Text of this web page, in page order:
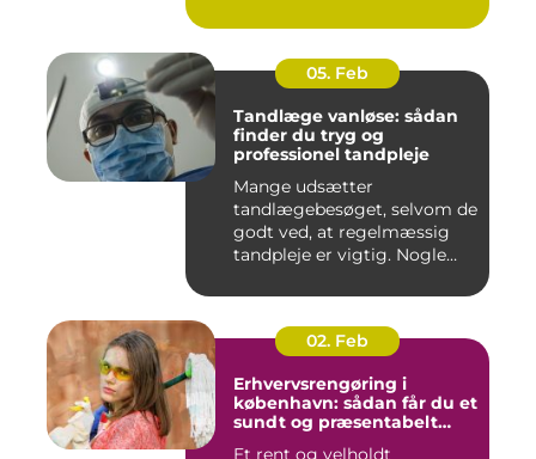
05. Feb
Tandlæge vanløse: sådan
finder du tryg og
professionel tandpleje
Mange udsætter
tandlægebesøget, selvom de
godt ved, at regelmæssig
tandpleje er vigtig. Nogle
02. Feb
Erhvervsrengøring i
københavn: sådan får du et
sundt og præsentabelt
Et rent og velholdt